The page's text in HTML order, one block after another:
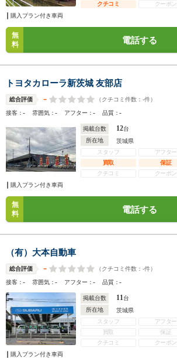
クチコミ
クーポン
購入プラン付き車両
無
料
電話する
トヨタカローラ新茨城 友部店
総合評価 - （クチコミ件数： -件）
接客：- 雰囲気：- アフター：- 品質：-
掲載台数 12台
所在地
茨城県
スタッフ
アフター
買取
保証
クチコミ
クーポン
購入プラン付き車両
無
料
電話する
（有）大本自動車
総合評価 - （クチコミ件数： -件）
接客：- 雰囲気：- アフター：- 品質：-
掲載台数 11台
所在地
茨城県
スタッフ
アフター
買取
保証
クチコミ
クーポン
購入プラン付き車両